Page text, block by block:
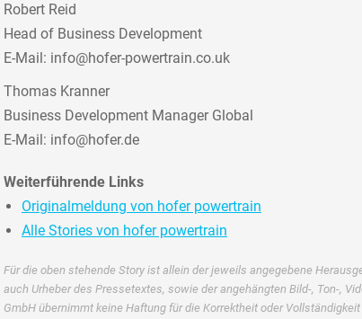
Robert Reid
Head of Business Development
E-Mail: info@hofer-powertrain.co.uk
Thomas Kranner
Business Development Manager Global
E-Mail: info@hofer.de
Weiterführende Links
Originalmeldung von hofer powertrain
Alle Stories von hofer powertrain
Für die oben stehende Story ist allein der jeweils angegebene
auch Urheber des Pressetextes, sowie der angehängten Bild-, Ton-,
GmbH übernimmt keine Haftung für die Korrektheit oder